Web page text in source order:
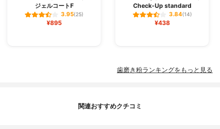
ジェルコートF
3.95(25)
¥895
Check-Up standard
3.84(14)
¥438
歯磨き粉ランキングをもっと見る
関連おすすめクチコミ